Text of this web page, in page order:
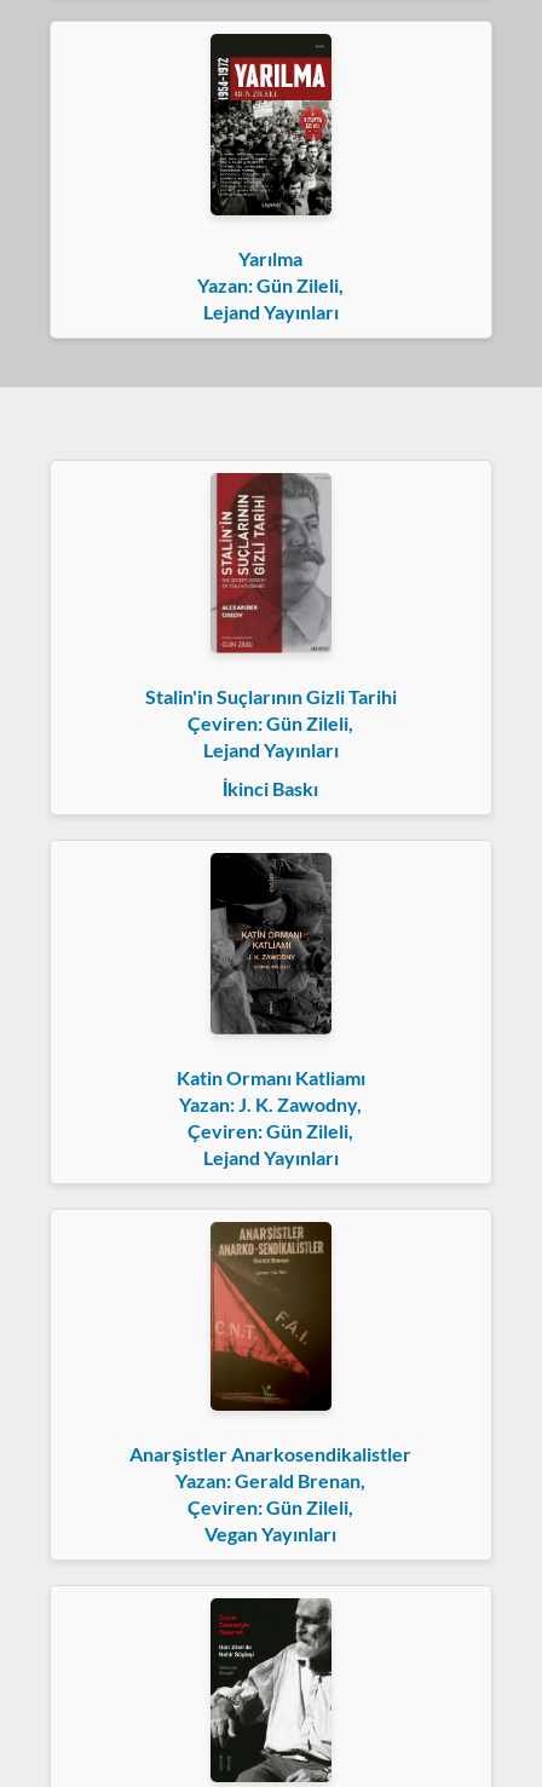
Yarılma
Yazan: Gün Zileli,
Lejand Yayınları
Stalin'in Suçlarının Gizli Tarihi
Çeviren: Gün Zileli,
Lejand Yayınları
İkinci Baskı
Katin Ormanı Katliamı
Yazan: J. K. Zawodny,
Çeviren: Gün Zileli,
Lejand Yayınları
Anarşistler Anarkosendikalistler
Yazan: Gerald Brenan,
Çeviren: Gün Zileli,
Vegan Yayınları